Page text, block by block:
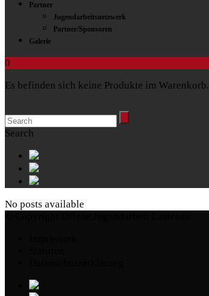
Partner
Jugendarbeitsnetzwerk
Partner/Sponsoren
Galerie
0
Es befinden sich keine Produkte im Warenkorb.
Search
No posts available